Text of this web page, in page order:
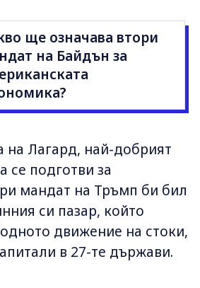
ще означава втори
на Байдън за
на Лагард, най-добрият
се подготви за
мандат на Тръмп би бил
си пазар, който
движение на стоки,
в 27-те държави.